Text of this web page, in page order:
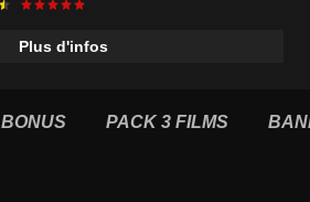
Plus d'infos
BONUS PACK 3 FILMS